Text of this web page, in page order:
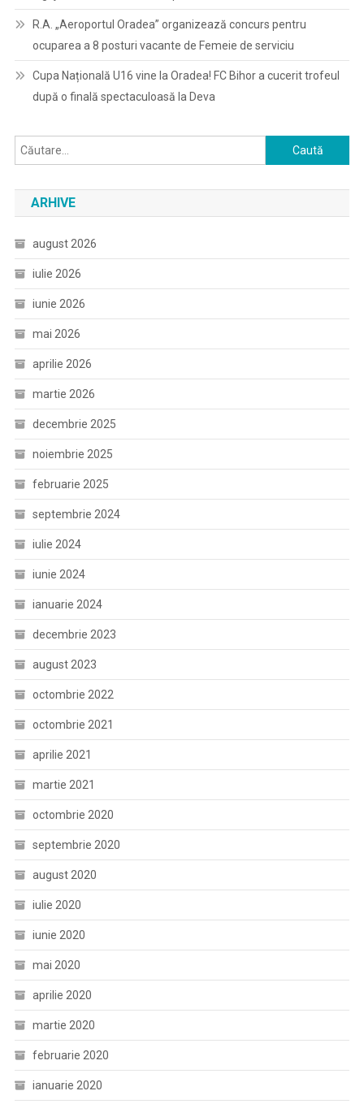
R.A. „Aeroportul Oradea” organizează concurs pentru
ocuparea a 8 posturi vacante de Femeie de serviciu
Cupa Națională U16 vine la Oradea! FC Bihor a cucerit trofeul
după o finală spectaculoasă la Deva
Caută
după:
ARHIVE
august 2026
iulie 2026
iunie 2026
mai 2026
aprilie 2026
martie 2026
decembrie 2025
noiembrie 2025
februarie 2025
septembrie 2024
iulie 2024
iunie 2024
ianuarie 2024
decembrie 2023
august 2023
octombrie 2022
octombrie 2021
aprilie 2021
martie 2021
octombrie 2020
septembrie 2020
august 2020
iulie 2020
iunie 2020
mai 2020
aprilie 2020
martie 2020
februarie 2020
ianuarie 2020